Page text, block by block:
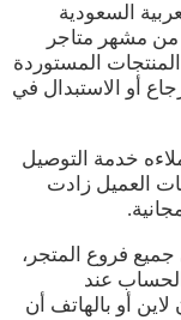
السعودية
من مشهر متاجر
المستوردة
أو الاستبدال في
خدمة التوصيل
العميل زادت
فروع المتجر،
عند
أو بالهاتف أن